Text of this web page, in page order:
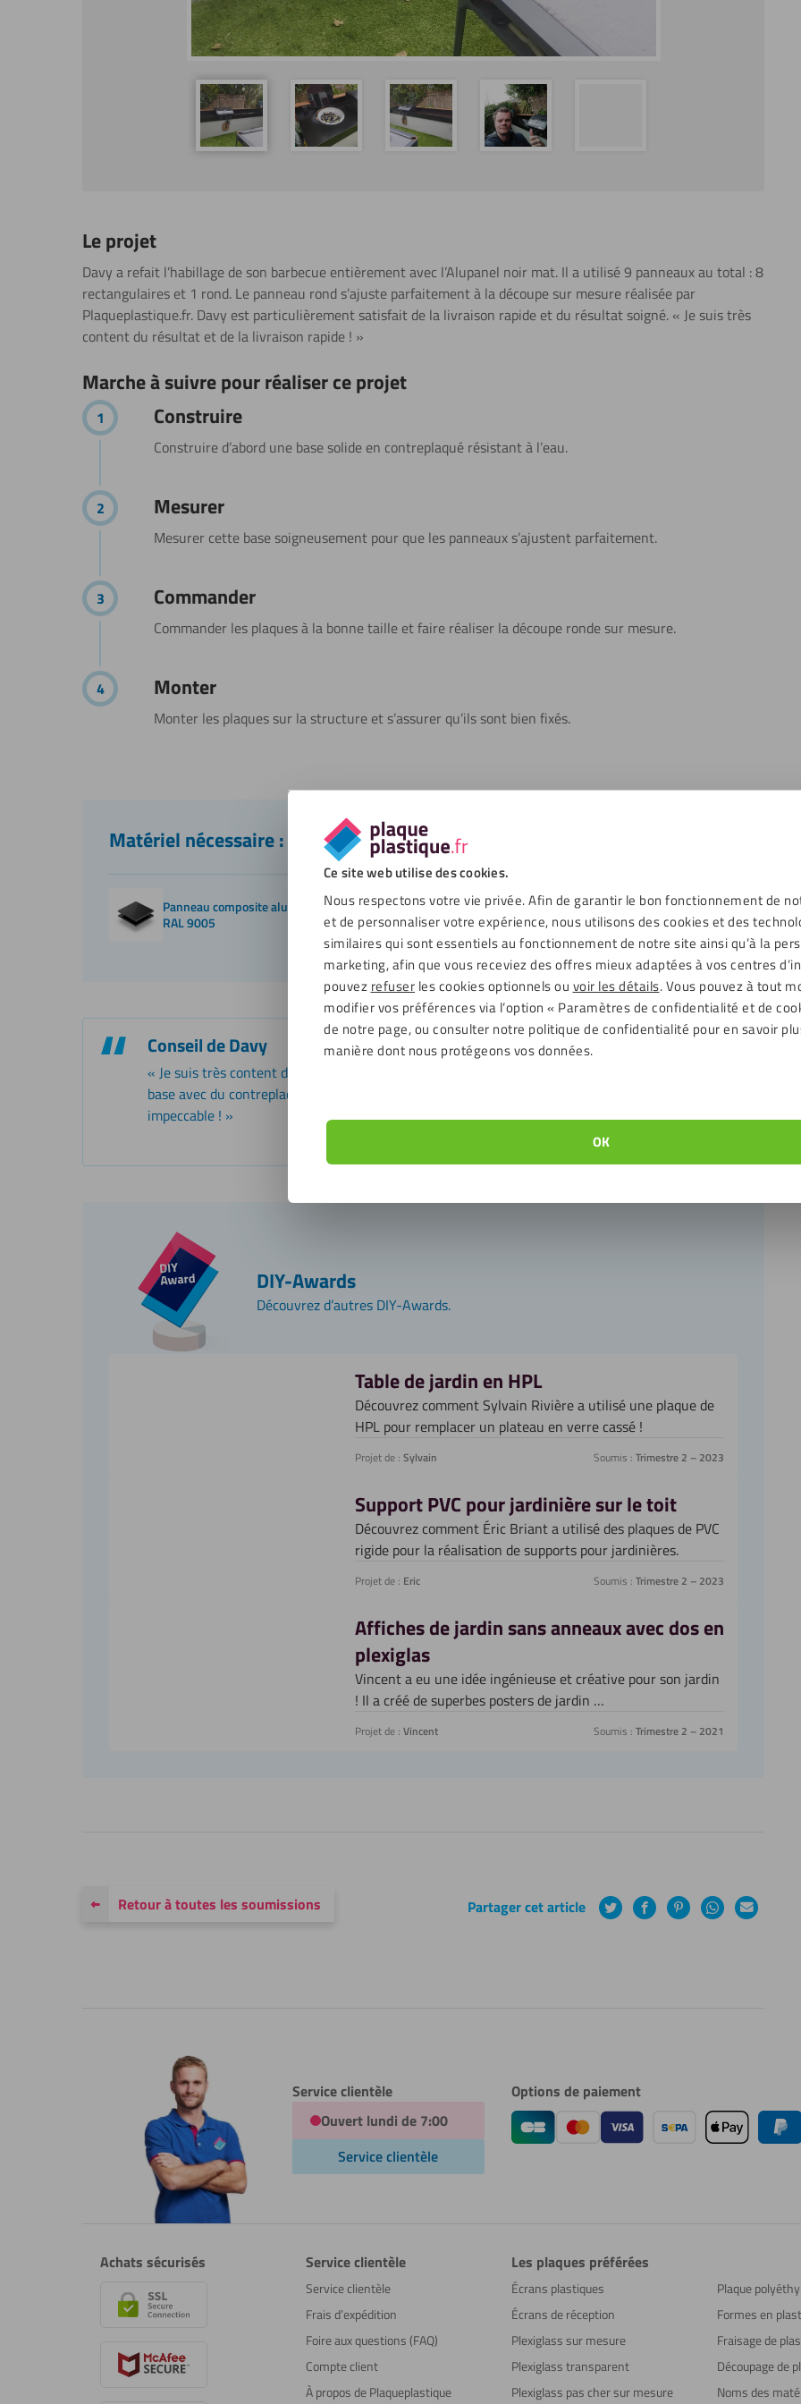
Ce site web utilise des cookies.
Nous respectons votre vie privée. Afin de garantir le bon fonctionnement de
et de personnaliser votre expérience, nous utilisons des cookies et des
similaires qui sont essentiels au fonctionnement de notre site ainsi qu’à la
marketing, afin que vous receviez des offres mieux adaptées à vos centres
pouvez refuser les cookies optionnels ou voir les détails. Vous pouvez à tout
modifier vos préférences via l’option « Paramètres de confidentialité et de
de notre page, ou consulter notre politique de confidentialité pour en savoir
manière dont nous protégeons vos données.
OK
Le projet
Davy a refait l’habillage de son barbecue entièrement avec l’Alupanel noir mat. Il a utilisé 9 panneaux au total : 8
rectangulaires et 1 rond. Le panneau rond s’ajuste parfaitement à la découpe sur mesure réalisée par
Plaqueplastique.fr. Davy est particulièrement satisfait de la livraison rapide et du résultat soigné. « Je suis très
content du résultat et de la livraison rapide ! »
Marche à suivre pour réaliser ce projet
étapes
Construire
Construire d’abord une base solide en contreplaqué résistant à l’eau.
Mesurer
Mesurer cette base soigneusement pour que les panneaux s’ajustent parfaitement.
Commander
Commander les plaques à la bonne taille et faire réaliser la découpe ronde sur mesure.
Monter
Monter les plaques sur la structure et s’assurer qu’ils sont bien fixés.
Matériel nécessaire :
Panneau composite aluminium 3mm noir
RAL 9005
Matériel supplémentaire
Matériel de ponçage pour la sous-couche
Conseil de Davy
« Je suis très content du résultat et de la livraison rapide ! Commencez par construire une bonne
base avec du contreplaqué résistant à l’eau, puis mesurez tout soigneusement pour un résultat
impeccable ! »
DIY-Awards
Découvrez d’autres DIY-Awards.
Table de jardin en HPL
Découvrez comment Sylvain Rivière a utilisé une plaque de
HPL pour remplacer un plateau en verre cassé !
Projet de : Sylvain Soumis : Trimestre 2 – 2023
Support PVC pour jardinière sur le toit
Découvrez comment Éric Briant a utilisé des plaques de PVC
rigide pour la réalisation de supports pour jardinières.
Projet de : Eric Soumis : Trimestre 2 – 2023
Affiches de jardin sans anneaux avec dos en
plexiglas
Vincent a eu une idée ingénieuse et créative pour son jardin
! Il a créé de superbes posters de jardin …
Projet de : Vincent Soumis : Trimestre 2 – 2021
Retour à toutes les soumissions Partager cet article TwitterFacebookPinterestWhatsAppCourrier
Service clientèle
Ouvert lundi de 7:00
Service clientèle
Options de paiement
Achats sécurisés Service clientèle
Service clientèle
Frais d’expédition
Foire aux questions (FAQ)
Compte client
À propos de Plaqueplastique
Les plaques préférées
Écrans plastiques
Écrans de réception
Plexiglass sur mesure
Plexiglass transparent
Plexiglass pas cher sur mesure
Plaque
Formes en
Fraisage de
Découpage de
Noms des